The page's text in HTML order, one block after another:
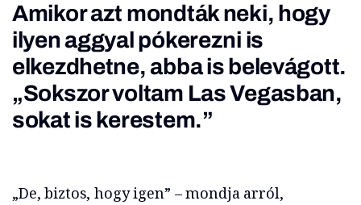
Amikor azt mondták neki, hogy
ilyen aggyal pókerezni is
elkezdhetne, abba is belevágott.
„Sokszor voltam Las Vegasban,
sokat is kerestem.”
„De, biztos, hogy igen” – mondja arról,